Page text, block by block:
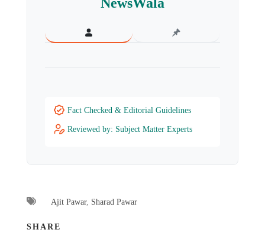
Fact Checked & Editorial Guidelines
Reviewed by: Subject Matter Experts
Ajit Pawar, Sharad Pawar
SHARE